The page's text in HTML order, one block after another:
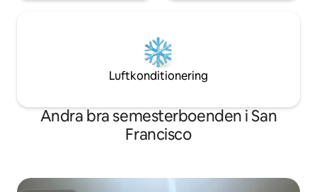
Luftkonditionering
Andra bra semesterboenden i San
Francisco